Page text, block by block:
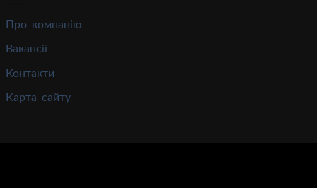
Про компанію
Вакансії
Контакти
Карта сайту